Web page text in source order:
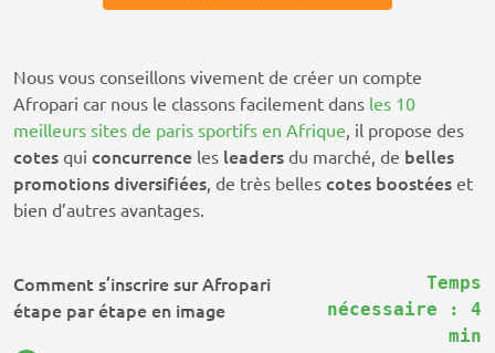
Nous vous conseillons vivement de créer un compte
Afropari car nous le classons facilement dans les 10
meilleurs sites de paris sportifs en Afrique, il propose des
cotes qui concurrence les leaders du marché, de belles
promotionsdiversifiées, de très belles cotes boostées et
bien d’autres avantages.
Comment s’inscrire sur Afropari
étape par étape en image
Temps
nécessaire : 4
min